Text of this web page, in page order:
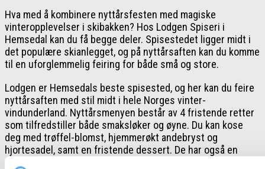
Hva med å kombinere nyttårsfesten med magiske
vinteropplevelser i skibakken? Hos Lodgen Spiseri i
Hemsedal kan du få begge deler. Spisestedet ligger midt i
det populære skianlegget, og på nyttårsaften kan du komme
til en uforglemmelig feiring for både små og store.
Lodgen er Hemsedals beste spisested, og her kan du feire
nyttårsaften med stil midt i hele Norges vinter-
vindunderland. Nyttårsmenyen består av 4 fristende retter
som tilfredstiller både smaksløker og øyne. Du kan kose
deg med trøffel-blomst, hjemmerøkt andebryst og
hjortesadel, samt en fristende dessert. De har også en
egen 3-retters meny tilpasset de minste ganer.